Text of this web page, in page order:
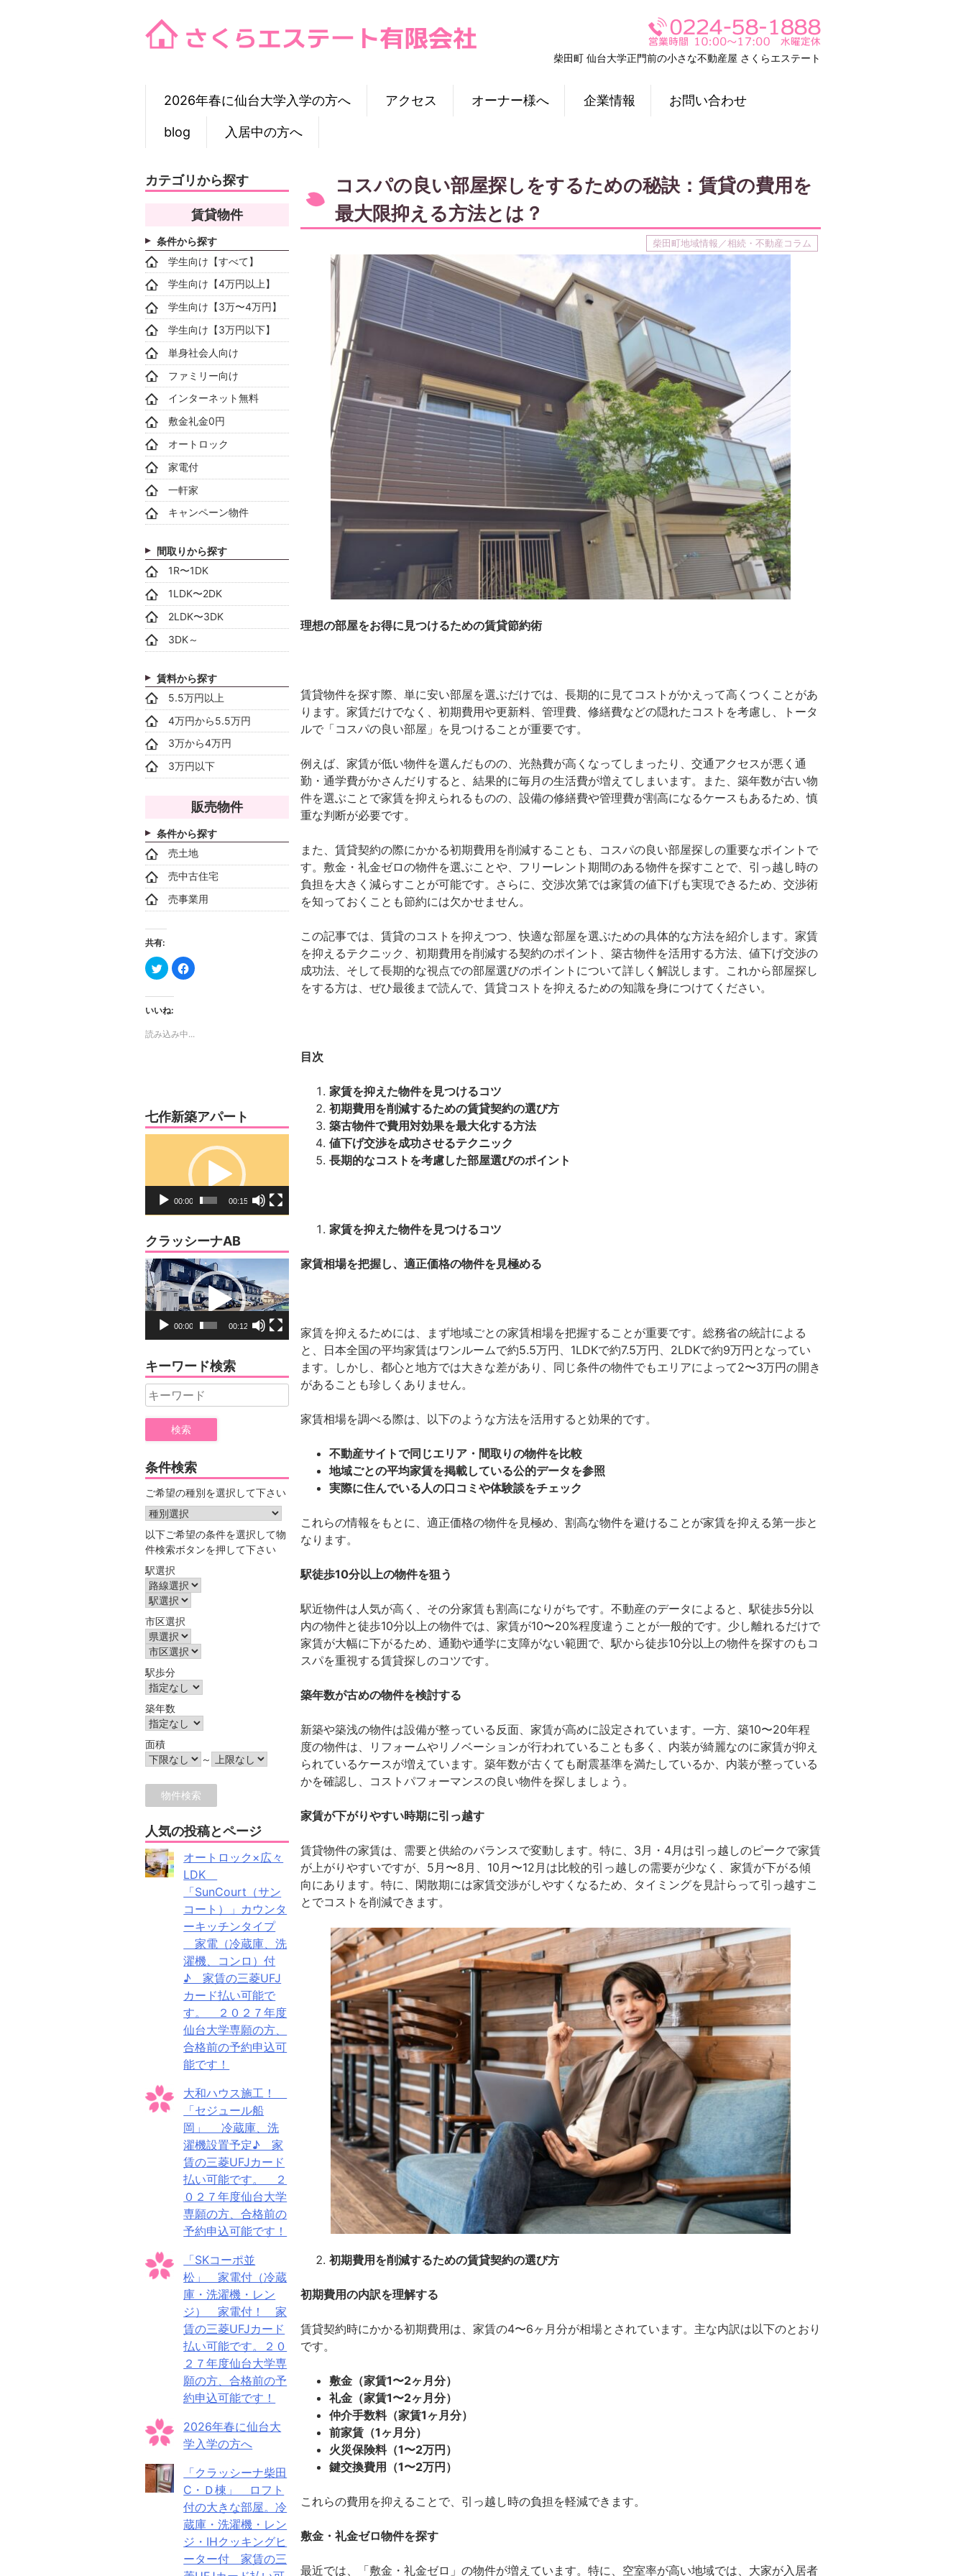
柴田町 仙台大学正門前の小さな不動産屋 さくらエステート
2026年春に仙台大学入学の方へ アクセス オーナー様へ 企業情報 お問い合わせ
blog 入居中の方へ
コスパの良い部屋探しをするための秘訣：賃貸の費用を
最大限抑える方法とは？
柴田町地域情報／相続・不動産コラム
理想の部屋をお得に見つけるための賃貸節約術
賃貸物件を探す際、単に安い部屋を選ぶだけでは、長期的に見てコストがかえって高くつくことがあ
ります。家賃だけでなく、初期費用や更新料、管理費、修繕費などの隠れたコストを考慮し、トータ
ルで「コスパの良い部屋」を見つけることが重要です。
例えば、家賃が低い物件を選んだものの、光熱費が高くなってしまったり、交通アクセスが悪く通
勤・通学費がかさんだりすると、結果的に毎月の生活費が増えてしまいます。また、築年数が古い物
件を選ぶことで家賃を抑えられるものの、設備の修繕費や管理費が割高になるケースもあるため、慎
重な判断が必要です。
また、賃貸契約の際にかかる初期費用を削減することも、コスパの良い部屋探しの重要なポイントで
す。敷金・礼金ゼロの物件を選ぶことや、フリーレント期間のある物件を探すことで、引っ越し時の
負担を大きく減らすことが可能です。さらに、交渉次第では家賃の値下げも実現できるため、交渉術
を知っておくことも節約には欠かせません。
この記事では、賃貸のコストを抑えつつ、快適な部屋を選ぶための具体的な方法を紹介します。家賃
を抑えるテクニック、初期費用を削減する契約のポイント、築古物件を活用する方法、値下げ交渉の
成功法、そして長期的な視点での部屋選びのポイントについて詳しく解説します。これから部屋探し
をする方は、ぜひ最後まで読んで、賃貸コストを抑えるための知識を身につけてください。
目次
家賃を抑えた物件を見つけるコツ
初期費用を削減するための賃貸契約の選び方
築古物件で費用対効果を最大化する方法
値下げ交渉を成功させるテクニック
長期的なコストを考慮した部屋選びのポイント
家賃を抑えた物件を見つけるコツ
家賃相場を把握し、適正価格の物件を見極める
家賃を抑えるためには、まず地域ごとの家賃相場を把握することが重要です。総務省の統計による
と、日本全国の平均家賃はワンルームで約5.5万円、1LDKで約7.5万円、2LDKで約9万円となってい
ます。しかし、都心と地方では大きな差があり、同じ条件の物件でもエリアによって2〜3万円の開き
があることも珍しくありません。
家賃相場を調べる際は、以下のような方法を活用すると効果的です。
不動産サイトで同じエリア・間取りの物件を比較
地域ごとの平均家賃を掲載している公的データを参照
実際に住んでいる人の口コミや体験談をチェック
これらの情報をもとに、適正価格の物件を見極め、割高な物件を避けることが家賃を抑える第一歩と
なります。
駅徒歩10分以上の物件を狙う
駅近物件は人気が高く、その分家賃も割高になりがちです。不動産のデータによると、駅徒歩5分以
内の物件と徒歩10分以上の物件では、家賃が10〜20%程度違うことが一般的です。少し離れるだけで
家賃が大幅に下がるため、通勤や通学に支障がない範囲で、駅から徒歩10分以上の物件を探すのもコ
スパを重視する賃貸探しのコツです。
築年数が古めの物件を検討する
新築や築浅の物件は設備が整っている反面、家賃が高めに設定されています。一方、築10〜20年程
度の物件は、リフォームやリノベーションが行われていることも多く、内装が綺麗なのに家賃が抑え
られているケースが増えています。築年数が古くても耐震基準を満たしているか、内装が整っている
かを確認し、コストパフォーマンスの良い物件を探しましょう。
家賃が下がりやすい時期に引っ越す
賃貸物件の家賃は、需要と供給のバランスで変動します。特に、3月・4月は引っ越しのピークで家賃
が上がりやすいですが、5月〜8月、10月〜12月は比較的引っ越しの需要が少なく、家賃が下がる傾
向にあります。特に、閑散期には家賃交渉がしやすくなるため、タイミングを見計らって引っ越すこ
とでコストを削減できます。
初期費用を削減するための賃貸契約の選び方
初期費用の内訳を理解する
賃貸契約時にかかる初期費用は、家賃の4〜6ヶ月分が相場とされています。主な内訳は以下のとおり
です。
敷金（家賃1〜2ヶ月分）
礼金（家賃1〜2ヶ月分）
仲介手数料（家賃1ヶ月分）
前家賃（1ヶ月分）
火災保険料（1〜2万円）
鍵交換費用（1〜2万円）
これらの費用を抑えることで、引っ越し時の負担を軽減できます。
敷金・礼金ゼロ物件を探す
最近では、「敷金・礼金ゼロ」の物件が増えています。特に、空室率が高い地域では、大家が入居者
カテゴリから探す
賃貸物件
条件から探す
学生向け【すべて】
学生向け【4万円以上】
学生向け【3万〜4万円】
学生向け【3万円以下】
単身社会人向け
ファミリー向け
インターネット無料
敷金礼金0円
オートロック
家電付
一軒家
キャンペーン物件
間取りから探す
1R〜1DK
1LDK〜2DK
2LDK〜3DK
3DK～
賃料から探す
5.5万円以上
4万円から5.5万円
3万から4万円
3万円以下
販売物件
条件から探す
売土地
売中古住宅
売事業用
共有:
ク
リ
し
て
Twitter
共
ウ
で
開
き
Facebook
で
ク
い
(新
し
い
ィ
ン
ド
ウ
で
開
き
ま
いいね:
読み込み中...
七作新築アパート
ー
00:00 00:15
クラッシーナAB
動
画
プ
ー
00:00 00:12
キーワード検索
Search
for:
条件検索
ご希望の種別を選択して下さい
以下ご希望の条件を選択して物
件検索ボタンを押して下さい
駅選択
市区選択
駅歩分
築年数
面積
～
人気の投稿とページ
オートロック×広々
LDK
「SunCourt（サン
コート）」カウンタ
ーキッチンタイプ
家電（冷蔵庫、洗
濯機、コンロ）付
♪ 家賃の三菱UFJ
カード払い可能で
す。 ２０２７年度
仙台大学専願の方、
合格前の予約申込可
能です！
大和ハウス施工！
「セジュール船
岡」 冷蔵庫、洗
濯機設置予定♪ 家
賃の三菱UFJカード
払い可能です。 ２
０２７年度仙台大学
専願の方、合格前の
予約申込可能です！
「SKコーポ並
松」 家電付（冷蔵
庫・洗濯機・レン
ジ） 家電付！ 家
賃の三菱UFJカード
払い可能です。２０
２７年度仙台大学専
願の方、合格前の予
約申込可能です！
2026年春に仙台大
学入学の方へ
「クラッシーナ柴田
C・Ｄ棟」 ロフト
付の大きな部屋。冷
蔵庫・洗濯機・レン
ジ・IHクッキングヒ
ーター付 家賃の三